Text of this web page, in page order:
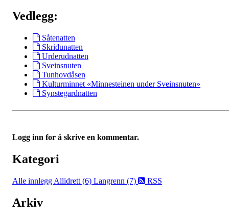
Vedlegg:
Såtenatten
Skridunatten
Urderudnatten
Sveinsnuten
Tunhovdåsen
Kulturminnet «Minnesteinen under Sveinsnuten»
Synstegardnatten
Logg inn for å skrive en kommentar.
Kategori
Alle innlegg Allidrett (6) Langrenn (7) RSS
Arkiv